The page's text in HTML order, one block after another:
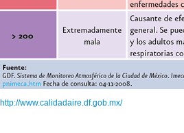
http://www.calidadaire.df.gob.mx/